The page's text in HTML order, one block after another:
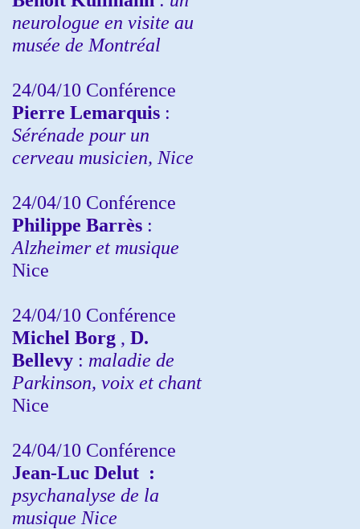
neurologue en visite au
musée de Montréal
24/04/10 Conférence
Pierre Lemarquis :
Sérénade pour un
cerveau musicien, Nice
24/04/10 Conférence
Philippe Barrès :
Alzheimer et musique
Nice
24/04/10 Conférence
Michel Borg , D.
Bellevy : maladie de
Parkinson, voix et chant
Nice
24/04/10 Conférence
Jean-Luc Delut :
psychanalyse de la
musique Nice